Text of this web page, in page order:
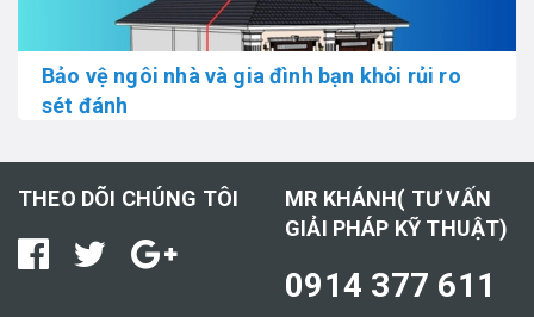
Bảo vệ ngôi nhà và gia đình bạn khỏi rủi ro
sét đánh
THEO DÕI CHÚNG TÔI
MR KHÁNH( TƯ VẤN
GIẢI PHÁP KỸ THUẬT)
0914 377 611